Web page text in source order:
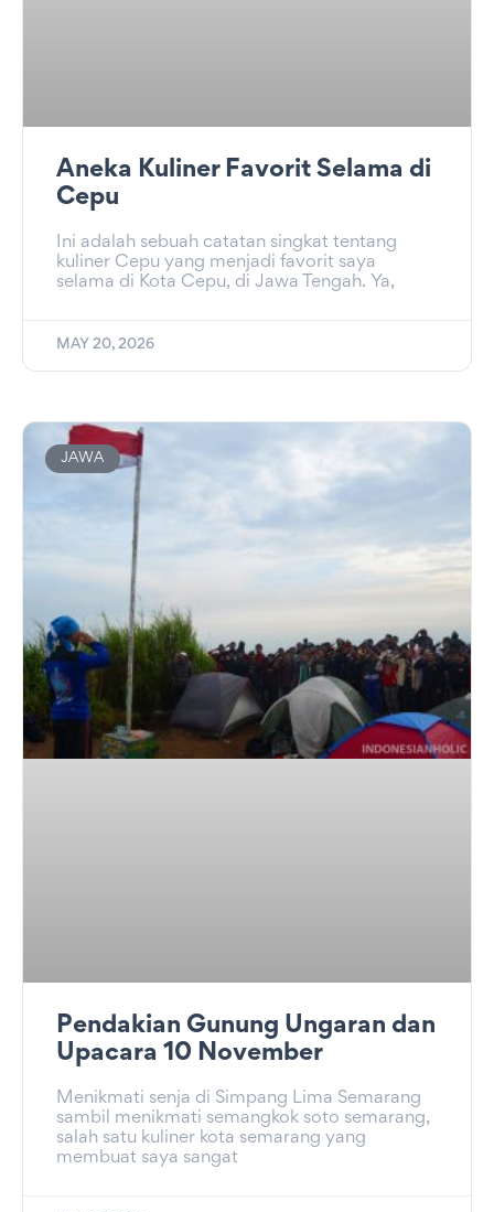
Aneka Kuliner Favorit Selama di
Cepu
Ini adalah sebuah catatan singkat tentang
kuliner Cepu yang menjadi favorit saya
selama di Kota Cepu, di Jawa Tengah. Ya,
MAY 20, 2026
JAWA
Pendakian Gunung Ungaran dan
Upacara 10 November
Menikmati senja di Simpang Lima Semarang
sambil menikmati semangkok soto semarang,
salah satu kuliner kota semarang yang
membuat saya sangat